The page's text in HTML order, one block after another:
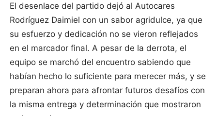
El desenlace del partido dejó al Autocares
Rodríguez Daimiel con un sabor agridulce, ya que
su esfuerzo y dedicación no se vieron reflejados
en el marcador final. A pesar de la derrota, el
equipo se marchó del encuentro sabiendo que
habían hecho lo suficiente para merecer más, y se
preparan ahora para afrontar futuros desafíos con
la misma entrega y determinación que mostraron